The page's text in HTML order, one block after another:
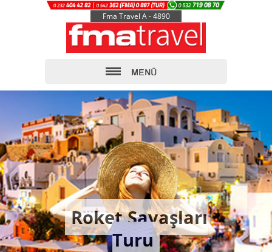
Fma Travel A - 4890
Roket Savaşları
Turu